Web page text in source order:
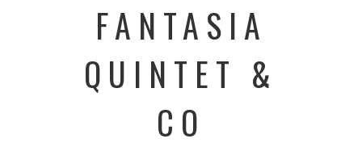
FANTASIA
QUINTET &
CO